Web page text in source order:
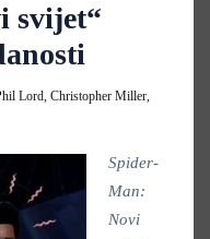
svijet“
Lord, Christopher Miller,
Spider-
Man:
Novi